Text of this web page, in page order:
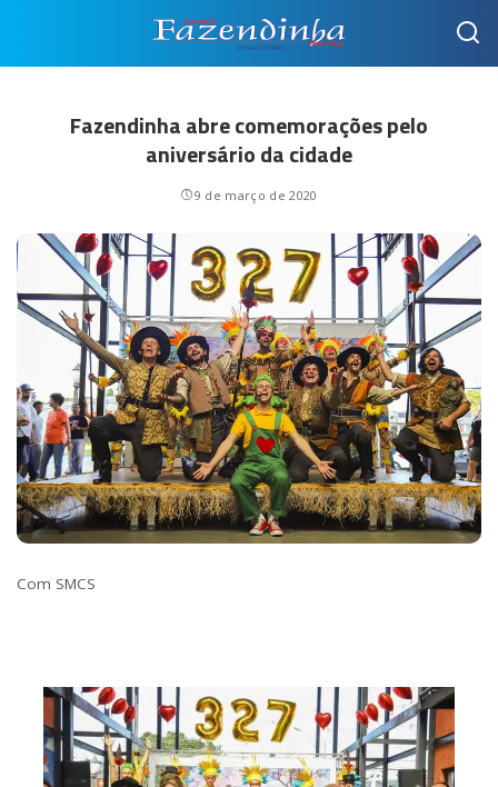
Fazendinha abre comemorações pelo
aniversário da cidade
9 de março de 2020
Com SMCS